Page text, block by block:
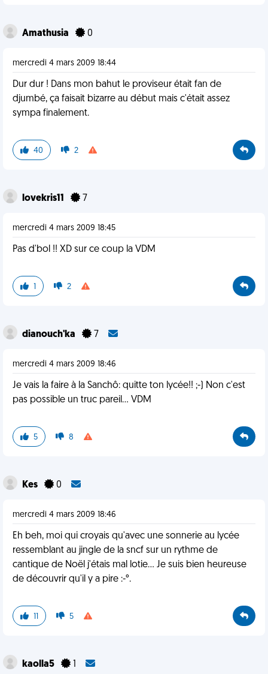
Amathusia 0
mercredi 4 mars 2009 18:44
Dur dur ! Dans mon bahut le proviseur était fan de
djumbé, ça faisait bizarre au début mais c'était assez
sympa finalement.
40 2
lovekris11 7
mercredi 4 mars 2009 18:45
Pas d'bol !! XD sur ce coup la VDM
1 2
dianouch'ka 7
mercredi 4 mars 2009 18:46
Je vais la faire à la Sanchô: quitte ton lycée!! ;-) Non c'est
pas possible un truc pareil... VDM
5 8
Kes 0
mercredi 4 mars 2009 18:46
Eh beh, moi qui croyais qu'avec une sonnerie au lycée
ressemblant au jingle de la sncf sur un rythme de
cantique de Noël j'étais mal lotie... Je suis bien heureuse
de découvrir qu'il y a pire :-°.
11 5
kaolla5